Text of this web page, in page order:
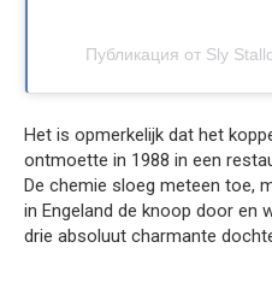
Публикация от Sly
Het is opmerkelijk dat het
ontmoette in 1988 in een
De chemie sloeg meteen toe,
in Engeland de knoop door en
drie absoluut charmante